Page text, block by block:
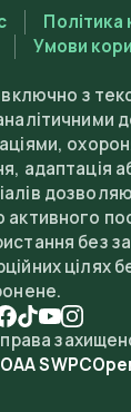
Політика
Умови
включно з
адаптація
без
цілях
права
SWPC